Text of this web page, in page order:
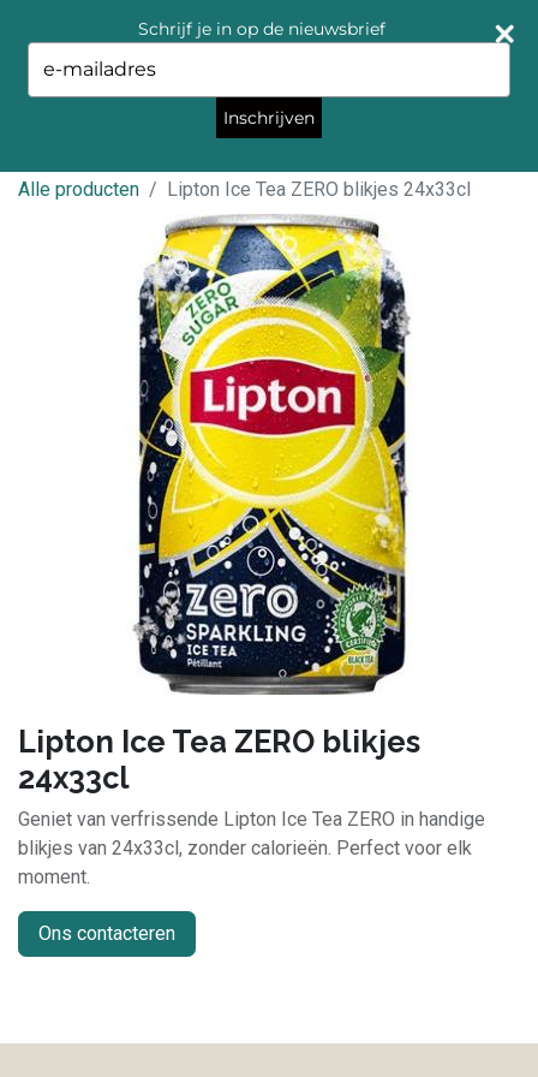
Alle producten Lipton Ice Tea ZERO blikjes 24x33cl
Lipton Ice Tea ZERO blikjes
24x33cl
Geniet van verfrissende Lipton Ice Tea ZERO in handige
blikjes van 24x33cl, zonder calorieën. Perfect voor elk
moment.
Ons contacteren
Schrijf je in op de nieuwsbrief
your
email
Inschrijven